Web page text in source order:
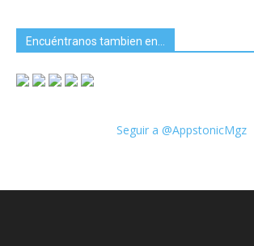
Encuéntranos tambien en…
Seguir a @AppstonicMgz